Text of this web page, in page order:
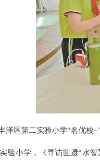
泽区第二实验小学“名优校
小学，《寻访世遗“水智